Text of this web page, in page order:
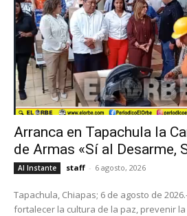
Arranca en Tapachula la
de Armas «Sí al Desarme,
Al Instante staff - 6 agosto, 2026
Tapachula, Chiapas; 6 de agosto de
fortalecer la cultura de la paz, prevenir